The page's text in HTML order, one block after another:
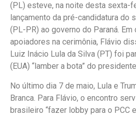
(PL) esteve, na noite desta sexta-
lançamento da pré-candidatura do
(PL-PR) ao governo do Paraná.
apoiadores na cerimônia, Flávio
Luiz Inácio Lula da Silva (PT) foi
(EUA) “lamber a bota” do
No último dia 7 de maio, Lula e
Branca. Para Flávio, o encontro
brasileiro “fazer lobby para o PCC e